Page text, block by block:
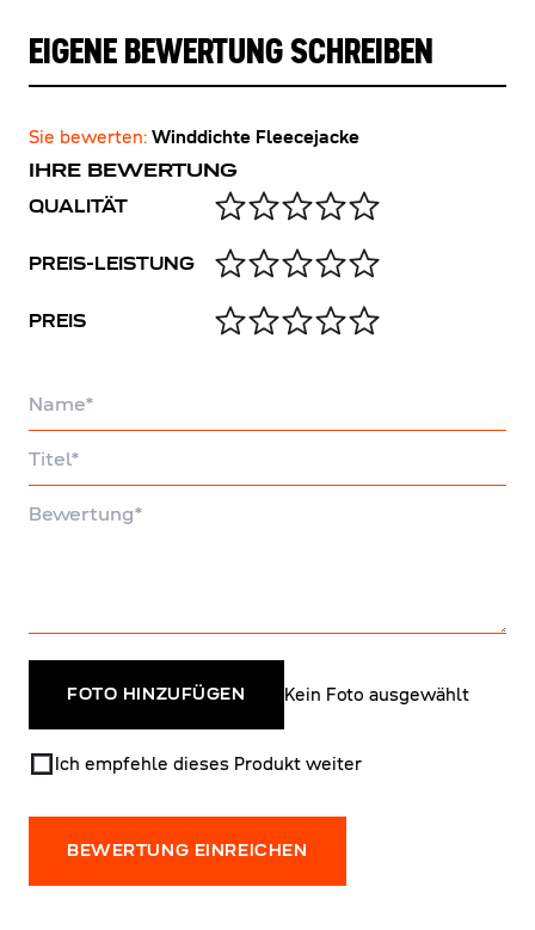
EIGENE BEWERTUNG SCHREIBEN
Sie bewerten: Winddichte Fleecejacke
IHRE BEWERTUNG
QUALITÄT
PREIS-LEISTUNG
PREIS
FOTO HINZUFÜGEN Kein Foto ausgewählt
Ich empfehle dieses Produkt weiter
BEWERTUNG EINREICHEN